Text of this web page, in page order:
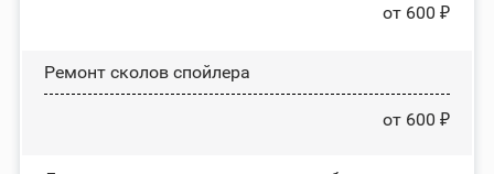
от 600 ₽
Ремонт сколов спойлера
от 600 ₽